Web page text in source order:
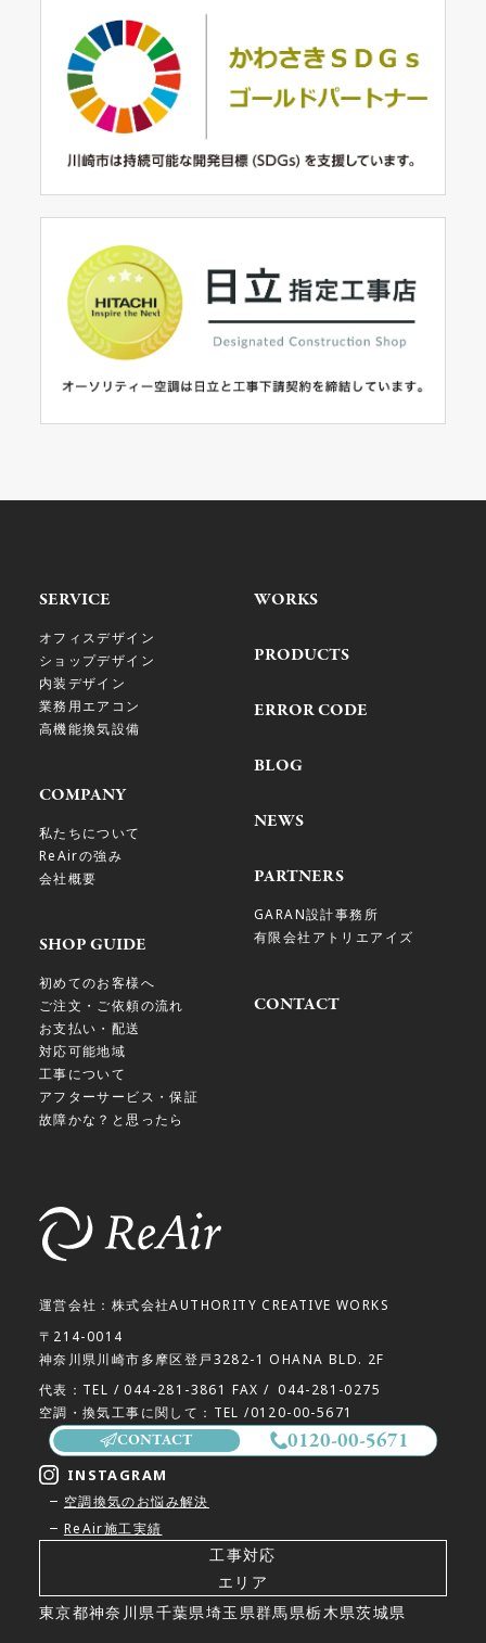
CONTACT 0120-00-5671
SERVICE
オフィスデザイン
ショップデザイン
内装デザイン
業務用エアコン
高機能換気設備
COMPANY
私たちについて
ReAirの強み
会社概要
SHOP GUIDE
初めてのお客様へ
ご注文・ご依頼の流れ
お支払い・配送
対応可能地域
工事について
アフターサービス・保証
故障かな？と思ったら
WORKS
PRODUCTS
ERROR CODE
BLOG
NEWS
PARTNERS
GARAN設計事務所
有限会社アトリエアイズ
CONTACT
運営会社：株式会社AUTHORITY CREATIVE WORKS
〒214-0014
神奈川県川崎市多摩区登戸3282-1 OHANA BLD. 2F
代表：TEL / 044-281-3861 FAX / 044-281-0275
空調・換気工事に関して：TEL /0120-00-5671
INSTAGRAM
空調換気のお悩み解決
ReAir施工実績
工事対応
エリア
東京都神奈川県千葉県埼玉県群馬県栃木県茨城県